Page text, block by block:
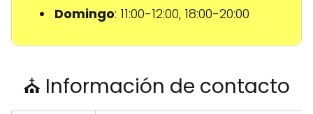
Domingo: 11:00-12:00, 18:00-20:00
⛪ Información de contacto